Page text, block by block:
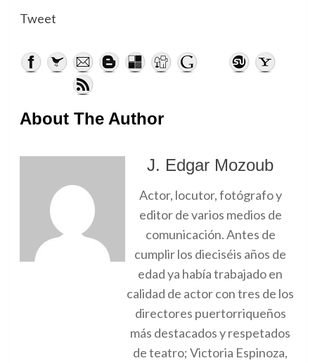
Tweet
About The Author
J. Edgar Mozoub
Actor, locutor, fotógrafo y
editor de varios medios de
comunicación. Antes de
cumplir los dieciséis años de
edad ya había trabajado en
calidad de actor con tres de los
directores puertorriqueños
más destacados y respetados
de teatro; Victoria Espinoza,